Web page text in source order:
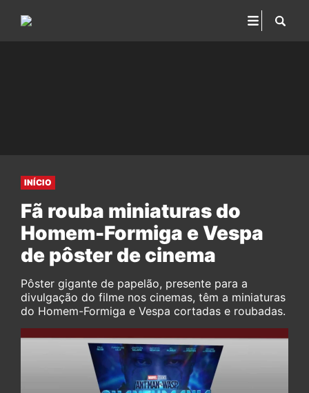
INÍCIO
Fã rouba miniaturas do
Homem-Formiga e Vespa
de pôster de cinema
Pôster gigante de papelão, presente para a
divulgação do filme nos cinemas, têm a miniaturas
do Homem-Formiga e Vespa cortadas e roubadas.